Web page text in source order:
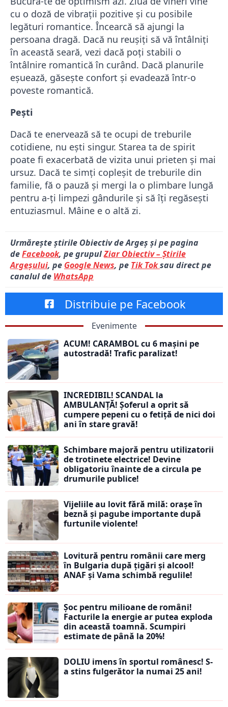
cu o doză de vibraţii pozitive şi cu posibile
legături romantice. Încearcă să ajungi la
persoana dragă. Dacă nu reuşiţi să vă întâlniţi
în această seară, vezi dacă poţi stabili o
întâlnire romantică în curând. Dacă planurile
eşuează, găseşte confort şi evadează într-o
poveste romantică.
Pești
Dacă te enervează să te ocupi de treburile
cotidiene, nu eşti singur. Starea ta de spirit
poate fi exacerbată de vizita unui prieten şi mai
ursuz. Dacă te simţi copleşit de treburile din
familie, fă o pauză şi mergi la o plimbare lungă
pentru a-ţi limpezi gândurile şi să îţi regăseşti
entuziasmul. Mâine e o altă zi.
Urmărește știrile Obiectiv de Argeș și pe pagina
deFacebook, pe grupulZiar Obiectiv – Știrile
Argeșului, pe Google News, pe Tik Toksau direct pe
canalul de WhatsApp
Distribuie pe Facebook
Evenimente
ACUM! CARAMBOL cu 6 mașini pe
autostradă! Trafic paralizat!
INCREDIBIL! SCANDAL la
AMBULANȚĂ! Șoferul a oprit să
cumpere pepeni cu o fetiță de nici doi
ani în stare gravă!
Schimbare majoră pentru utilizatorii
de trotinete electrice! Devine
obligatoriu înainte de a circula pe
drumurile publice!
Vijeliile au lovit fără milă: orașe în
beznă și pagube importante după
furtunile violente!
Lovitură pentru românii care merg
în Bulgaria după țigări și alcool!
ANAF și Vama schimbă regulile!
Șoc pentru milioane de români!
Facturile la energie ar putea exploda
din această toamnă. Scumpiri
estimate de până la 20%!
DOLIU imens în sportul românesc! S-
a stins fulgerător la numai 25 ani!